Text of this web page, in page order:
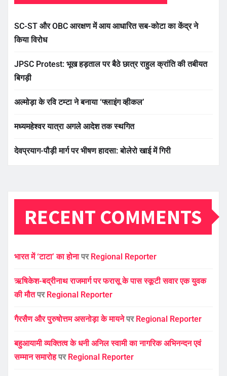
SC-ST और OBC आरक्षण में आय आधारित सब-कोटा का केंद्र ने
किया विरोध
JPSC Protest: भूख हड़ताल पर बैठे छात्र राहुल क्रांति की तबीयत
बिगड़ी
अल्मोड़ा के रवि टम्टा ने बनाया ‘फ्लाइंग व्हीकल’
मध्यमहेश्वर यात्रा अगले आदेश तक स्थगित
देवप्रयाग-पौड़ी मार्ग पर भीषण हादसा: बोलेरो खाई में गिरी
RECENT COMMENTS
भारत में ‘टाटा’ का होनापर Regional Reporter
ऋषिकेश-बद्रीनाथ राजमार्ग पर फरासू के पास स्कूटी सवार एक युवक
की मौतपर Regional Reporter
गैरसैण और पुरुषोत्तम असनोड़ा के मायनेपर Regional Reporter
बहुआयामी व्यक्तित्व के धनी अनिल स्वामी का नागरिक अभिनन्दन एवं
सम्मान समारोहपर Regional Reporter